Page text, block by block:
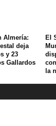
Almería:
deja
y 23
Gallardos
El
la